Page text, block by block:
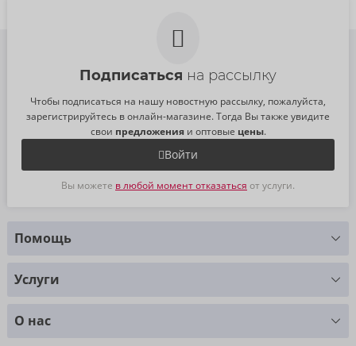
Подписаться на рассылку
Чтобы подписаться на нашу новостную рассылку, пожалуйста,
зарегистрируйтесь в онлайн-магазине. Тогда Вы также увидите
свои предложенияи оптовые цены.
Войти
Вы можете в любой момент отказаться от услуги.
Помощь
Услуги
О нас